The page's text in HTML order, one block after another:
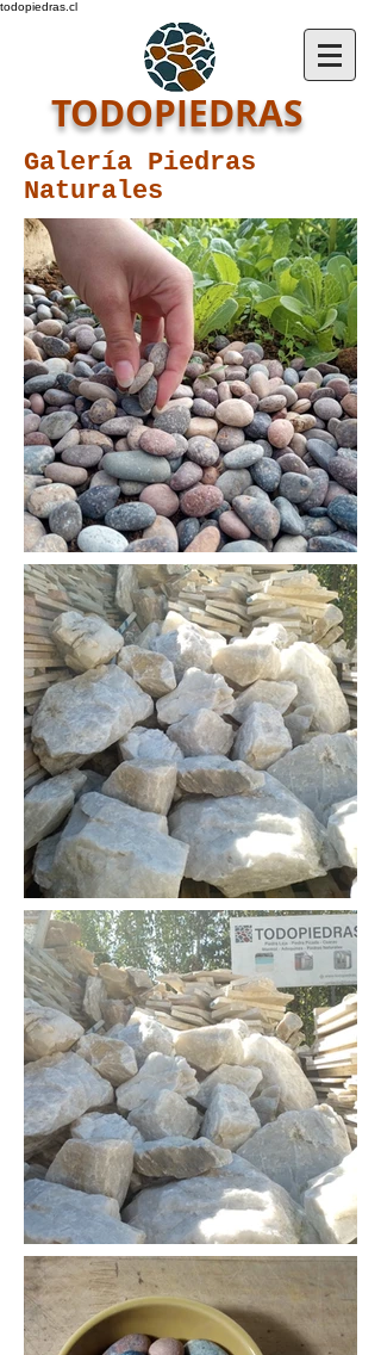
todopiedras.cl
TODOPIEDRAS
(+56) 976960398
@Todopiedras
todopiedras.cl
contacto@todopiedras.cl
calle seis 01724, Quilpué,
Chile
Galería Piedras
Naturales